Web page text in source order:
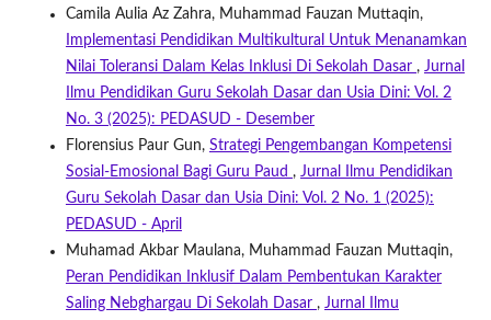
Camila Aulia Az Zahra, Muhammad Fauzan Muttaqin,
Implementasi Pendidikan Multikultural Untuk Menanamkan
Nilai Toleransi Dalam Kelas Inklusi Di Sekolah Dasar , Jurnal
Ilmu Pendidikan Guru Sekolah Dasar dan Usia Dini: Vol. 2
No. 3 (2025): PEDASUD - Desember
Florensius Paur Gun, Strategi Pengembangan Kompetensi
Sosial-Emosional Bagi Guru Paud , Jurnal Ilmu Pendidikan
Guru Sekolah Dasar dan Usia Dini: Vol. 2 No. 1 (2025):
PEDASUD - April
Muhamad Akbar Maulana, Muhammad Fauzan Muttaqin,
Peran Pendidikan Inklusif Dalam Pembentukan Karakter
Saling Nebghargau Di Sekolah Dasar , Jurnal Ilmu